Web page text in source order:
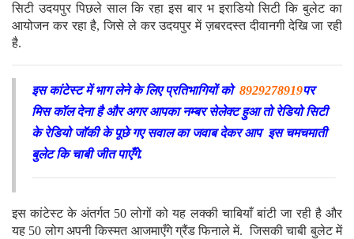
सिटी उदयपुर पिछले साल कि रहा इस बार भ इराडियो सिटी कि बुलेट का
आयोजन कर रहा है, जिसे ले कर उदयपुर में ज़बरदस्त दीवानगी देखि जा रही
है.
इस कांटेस्ट में भाग लेने के लिए प्रतिभागियों को 8929278919पर
मिस कॉल देना है और अगर आपका नम्बर सेलेक्ट हुआ तो रेडियो सिटी
के रेडियो जॉकी के पूछे गए सवाल का जवाब देकर आप इस चमचमाती
बुलेट कि चाबी जीत पाएँगे.
इस कांटेस्ट के अंतर्गत 50 लोगों को यह लक्की चाबियाँ बांटी जा रही है और
यह 50 लोग अपनी किस्मत आजमाएँगे ग्रैंड फिनाले में. जिसकी चाबी बुलेट में